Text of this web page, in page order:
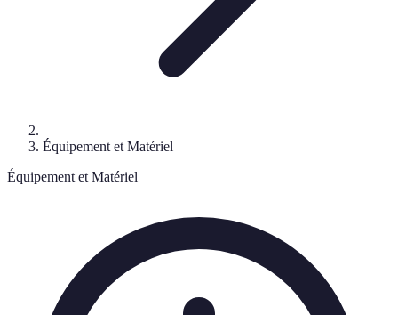
Équipement et Matériel
Équipement et Matériel